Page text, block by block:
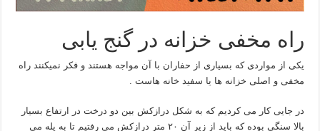
راه مخفی خزانه در گنج یابی
یکی از مواردی که بسیاری از حفاران با آن مواجه هستند و فکر نمیکنند راه
مخفی و اصلی خزانه ها یا سفید خانه هاست .
در جایی کار می کردیم که به شکل درازکش بین دو درخت در ارتفاع بسیار
بالا سنگی بوده که باید از زیر آن ۲۰ متر درازکش می رفتیم تا به پله می